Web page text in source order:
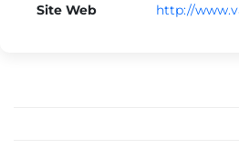
Site Web http://